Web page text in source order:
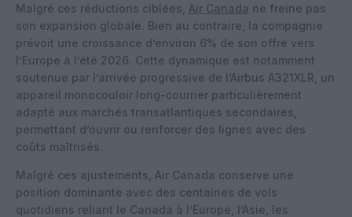
Malgré ces réductions ciblées, Air Canada ne freine pas
son expansion globale. Bien au contraire, la compagnie
prévoit une croissance d’environ 6% de son offre vers
l’Europe à l’été 2026. Cette dynamique est notamment
soutenue par l’arrivée progressive de l’Airbus A321XLR, un
appareil monocouloir long-courrier particulièrement
adapté aux marchés transatlantiques secondaires,
permettant d’ouvrir ou renforcer des lignes avec des
coûts maîtrisés.
Malgré ces ajustements, Air Canada conserve une
position dominante avec des centaines de vols
quotidiens reliant le Canada à l’Europe, l’Asie, les